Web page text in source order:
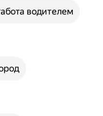
водителем